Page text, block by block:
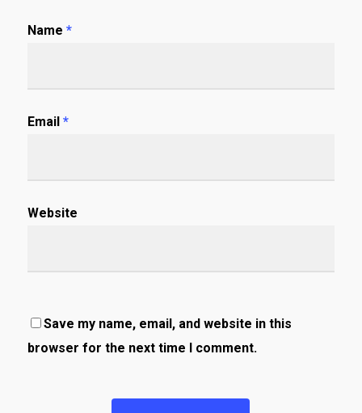
Name *
Email *
Website
Save my name, email, and website in this
browser for the next time I comment.